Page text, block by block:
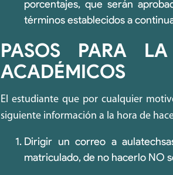
porcentajes, que serán
términos establecidos a
PASOS PARA
ACADÉMICOS
El estudiante que por cualquier
siguiente información a la hora de
Dirigir un correo a
matriculado, de no hacerlo NO